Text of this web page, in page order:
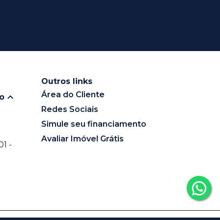
-
Outros links
Área do Cliente
Redes Sociais
Simule seu financiamento
Avaliar Imóvel Grátis